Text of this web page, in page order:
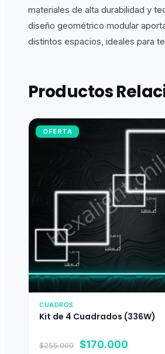
materiales de alta durabilidad y
diseño geométrico modular
distintos espacios, ideales para
Productos
OFERTA
CUADROS
Kit de 4 Cuadrados (336W)
$255.000
El
$170.000